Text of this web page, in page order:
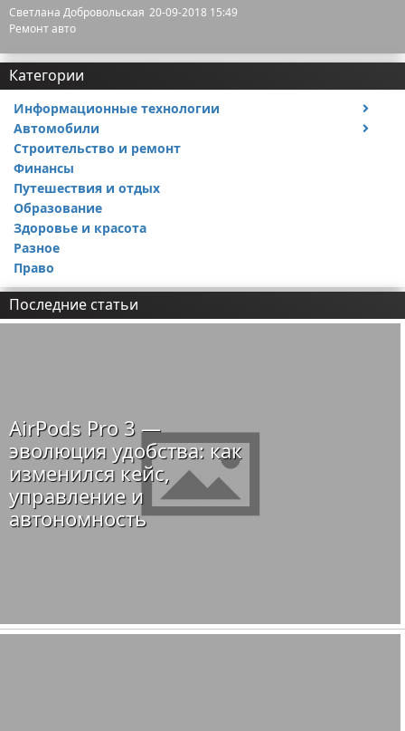
Светлана Добровольская 20-09-2018 15:49
Ремонт авто
Категории
Информационные технологии
Тесты и обзоры устройств
Автомобили
Ремонт авто
Строительство и ремонт
Финансы
Путешествия и отдых
Образование
Здоровье и красота
Разное
Право
Последние статьи
AirPods Pro 3 —
эволюция удобства: как
изменился кейс,
управление и
автономность